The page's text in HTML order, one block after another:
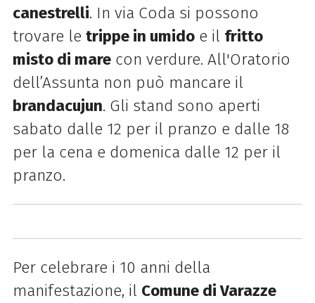
canestrelli. In via Coda si possono
trovare le trippe in umidoe il fritto
misto di marecon verdure. All'Oratorio
dell’Assunta non può mancare il
brandacujun. Gli stand sono aperti
sabato dalle 12 per il pranzo e dalle 18
per la cena e domenica dalle 12 per il
pranzo.
Per celebrare i 10 anni della
manifestazione, il Comune di Varazze